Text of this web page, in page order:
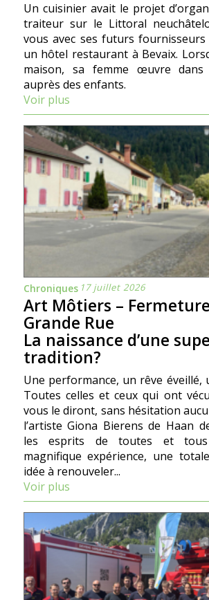
Un cuisinier avait le projet
traiteur sur le Littoral
vous avec ses futurs
un hôtel restaurant à Bevaix.
maison, sa femme œuvre
auprès des enfants.
Voir plus
Chroniques 17 juillet 2026
Art Môtiers –
Grande Rue
La naissance d’une
tradition?
Une performance, un rêve éveillé,
Toutes celles et ceux qui ont
vous le diront, sans hésitation
l’artiste Giona Bierens de Haan
les esprits de toutes et tous
magnifique expérience, une
idée à renouveler...
Voir plus